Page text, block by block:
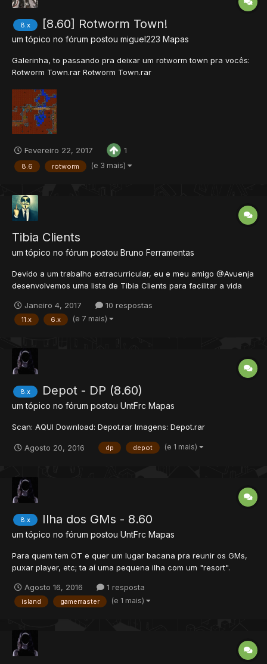
8.x [8.60] Rotworm Town!
um tópico no fórum postou miguel223 Mapas
Galerinha, to passando pra deixar um rotworm town pra vocês:
Rotworm Town.rar Rotworm Town.rar
Fevereiro 22, 2017 1
8.6 rotworm (e 3 mais)
Tibia Clients
um tópico no fórum postou Bruno Ferramentas
Devido a um trabalho extracurricular, eu e meu amigo @Avuenja
desenvolvemos uma lista de Tibia Clients para facilitar a vida
Downloads Windows Este site é gerenciado e hospedado por
nós, cada Client foi ba...
Janeiro 4, 2017 10 respostas
11.x 6.x (e 7 mais)
8.x Depot - DP (8.60)
um tópico no fórum postou UntFrc Mapas
Scan: AQUI Download: Depot.rar Imagens: Depot.rar
Agosto 20, 2016 dp depot (e 1 mais)
8.x Ilha dos GMs - 8.60
um tópico no fórum postou UntFrc Mapas
Para quem tem OT e quer um lugar bacana pra reunir os GMs,
puxar player, etc; ta aí uma pequena ilha com um "resort".
Agosto 16, 2016
1 resposta
island gamemaster (e 1 mais)